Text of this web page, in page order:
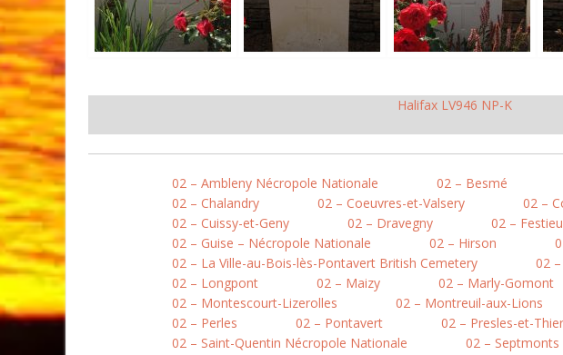
Halifax LV946 NP-K
02 – Ambleny Nécropole Nationale 02 – Besmé
02 – Chalandry
02 – Coeuvres-et-Valsery 02 –
02 – Cuissy-et-Geny
02 – Dravegny 02 –
02 – Guise – Nécropole Nationale
02 – Hirson
02 – La Ville-au-Bois-lès-Pontavert British Cemetery
02
02 – Longpont
02 – Maizy 02 – Marly-Gomont
02 – Montescourt-Lizerolles
02 – Montreuil-aux-Lions
02 – Perles
02 – Pontavert 02 – Presles-et-
02 – Saint-Quentin Nécropole Nationale
02 – Septmonts